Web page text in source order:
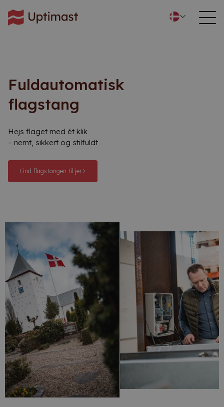
Fuldautomatisk
flagstang
Hejs flaget med ét klik
– nemt, sikkert og stilfuldt
Find flagstangen til jer